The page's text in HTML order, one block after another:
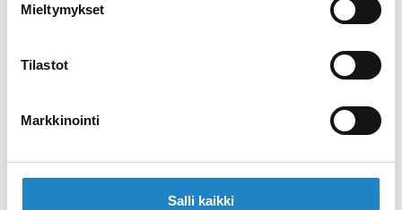
Mieltymykset
Tilastot
Markkinointi
Salli kaikki
Idyllischer und entspannender
Ruokolahti